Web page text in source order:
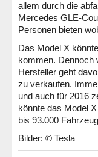
allem durch die
Mercedes GLE-
Personen bieten
Das Model X
kommen. Dennoch
Hersteller geht
zu verkaufen.
und auch für 2016
könnte das Model
bis 93.000
Bilder: © Tesla